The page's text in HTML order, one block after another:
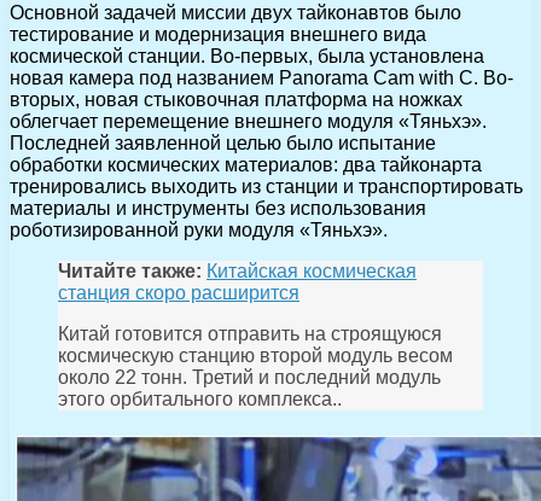
Основной задачей миссии двух тайконавтов было
тестирование и модернизация внешнего вида
космической станции. Во-первых, была установлена
новая камера под названием Panorama Cam with C. Во-
вторых, новая стыковочная платформа на ножках
облегчает перемещение внешнего модуля «Тяньхэ».
Последней заявленной целью было испытание
обработки космических материалов: два тайконарта
тренировались выходить из станции и транспортировать
материалы и инструменты без использования
роботизированной руки модуля «Тяньхэ».
Читайте также: Китайская космическая
станция скоро расширится
Китай готовится отправить на строящуюся
космическую станцию второй модуль весом
около 22 тонн. Третий и последний модуль
этого орбитального комплекса..